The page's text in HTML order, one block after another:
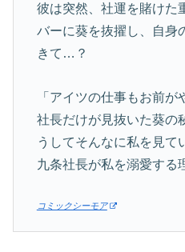
彼は突然、社運を賭けた
バーに葵を抜擢し、自身
きて…？
「アイツの仕事もお前が
社長だけが見抜いた葵の
うしてそんなに私を見て
九条社長が私を溺愛す
コミックシーモア